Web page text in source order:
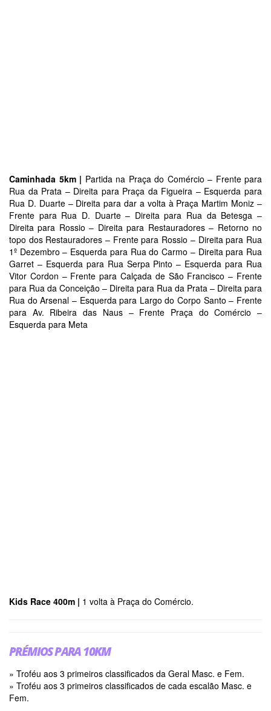
Caminhada 5km | Partida na Praça do Comércio – Frente para
Rua da Prata – Direita para Praça da Figueira – Esquerda para
Rua D. Duarte – Direita para dar a volta à Praça Martim Moniz –
Frente para Rua D. Duarte – Direita para Rua da Betesga –
Direita para Rossio – Direita para Restauradores – Retorno no
topo dos Restauradores – Frente para Rossio – Direita para Rua
1º Dezembro – Esquerda para Rua do Carmo – Direita para Rua
Garret – Esquerda para Rua Serpa Pinto – Esquerda para Rua
Vitor Cordon – Frente para Calçada de São Francisco – Frente
para Rua da Conceição – Direita para Rua da Prata – Direita para
Rua do Arsenal – Esquerda para Largo do Corpo Santo – Frente
para Av. Ribeira das Naus – Frente Praça do Comércio –
Esquerda para Meta
Kids Race 400m | 1 volta à Praça do Comércio.
PRÉMIOS PARA 10KM
» Troféu aos 3 primeiros classificados da Geral Masc. e Fem.
» Troféu aos 3 primeiros classificados de cada escalão Masc. e
Fem.